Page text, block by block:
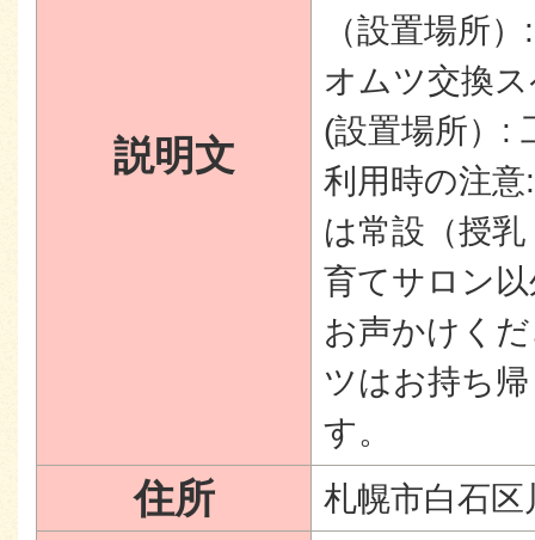
説明文
（設置場所
オムツ交換
(設置場所）:
利用時の注
は常設（授
育てサロン
お声かけく
ツはお持ち
す。
住所 札幌市白石